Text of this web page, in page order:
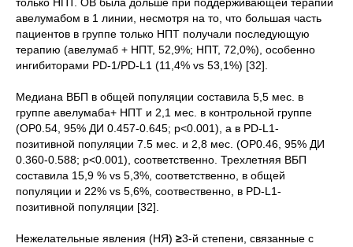
только НПТ. ОВ была дольше при поддерживающей терапии
авелумабом в 1 линии, несмотря на то, что большая часть
пациентов в группе только НПТ получали последующую
терапию (авелумаб + НПТ, 52,9%; НПТ, 72,0%), особенно
ингибиторами PD-1/PD-L1 (11,4% vs 53,1%) [32].
Медиана ВБП в общей популяции составила 5,5 мес. в
группе авелумаба+ НПТ и 2,1 мес. в контрольной группе
(ОР0.54, 95% ДИ 0.457-0.645; p<0.001), а в PD-L1-
позитивной популяции 7.5 мес. и 2,8 мес. (ОР0.46, 95% ДИ
0.360-0.588; p<0.001), соответственно. Трехлетняя ВБП
составила 15,9 % vs 5,3%, соответственно, в общей
популяции и 22% vs 5,6%, соотвественно, в PD-L1-
позитивной популяции [32].
Нежелательные явления (НЯ) ≥3-й степени, связанные с